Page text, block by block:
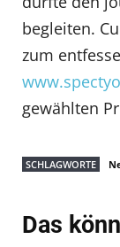
begleiten.
zum
gewählten
SCHLAGWORTE
Das